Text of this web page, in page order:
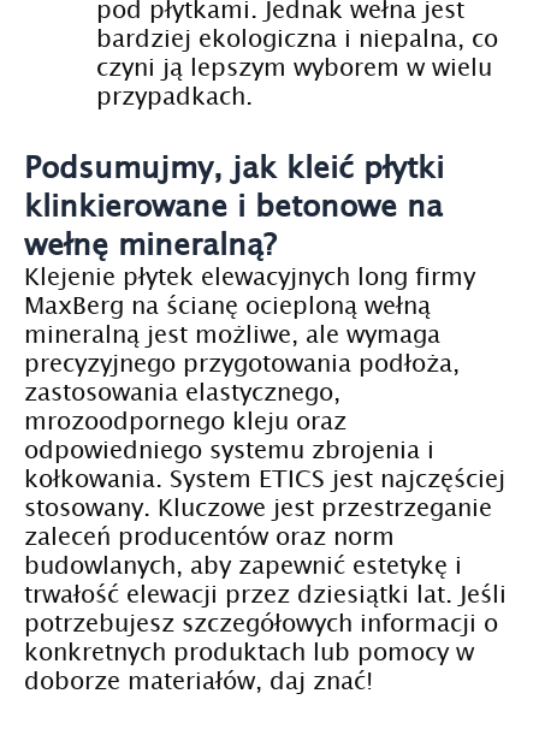
pod płytkami. Jednak wełna jest
bardziej ekologiczna i niepalna, co
czyni ją lepszym wyborem w wielu
przypadkach.
Podsumujmy, jak kleić płytki
klinkierowane i betonowe na
wełnę mineralną?
Klejenie płytek elewacyjnych long firmy
MaxBerg na ścianę ocieploną wełną
mineralną jest możliwe, ale wymaga
precyzyjnego przygotowania podłoża,
zastosowania elastycznego,
mrozoodpornego kleju oraz
odpowiedniego systemu zbrojenia i
kołkowania. System ETICS jest najczęściej
stosowany. Kluczowe jest przestrzeganie
zaleceń producentów oraz norm
budowlanych, aby zapewnić estetykę i
trwałość elewacji przez dziesiątki lat. Jeśli
potrzebujesz szczegółowych informacji o
konkretnych produktach lub pomocy w
doborze materiałów, daj znać!